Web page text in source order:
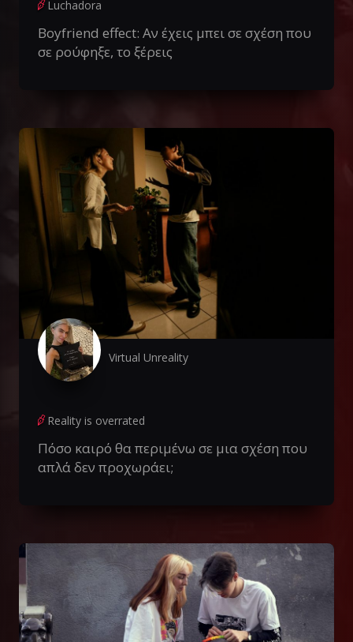
Luchadora
Boyfriend effect: Αν έχεις μπει σε σχέση που
σε ρούφηξε, το ξέρεις
Virtual Unreality
Reality is overrated
Πόσο καιρό θα περιμένω σε μια σχέση που
απλά δεν προχωράει;